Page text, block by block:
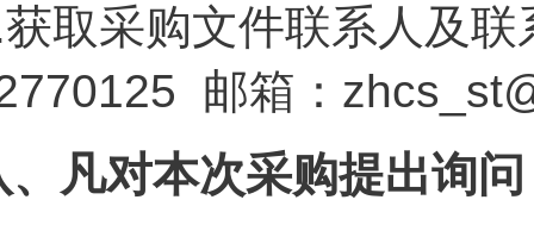
获取采购文件联系人及
邮箱：
、凡对本次采购提出询